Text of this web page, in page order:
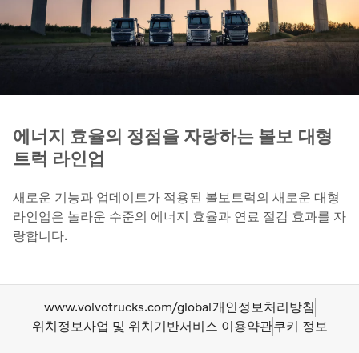
에너지 효율의 정점을 자랑하는 볼보 대형
트럭 라인업
새로운 기능과 업데이트가 적용된 볼보트럭의 새로운 대형
라인업은 놀라운 수준의 에너지 효율과 연료 절감 효과를 자
랑합니다.
www.volvotrucks.com/global개인정보처리방침
위치정보사업 및 위치기반서비스 이용약관쿠키 정보